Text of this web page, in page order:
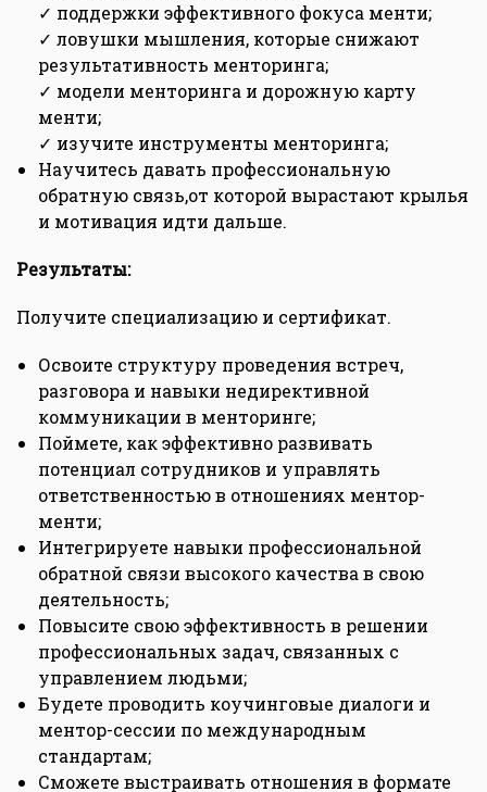
✓ поддержки эффективного фокуса менти;
✓ ловушки мышления, которые снижают
результативность менторинга;
✓ модели менторинга и дорожную карту
менти;
✓ изучите инструменты менторинга;
Научитесь давать профессиональную
обратную связь,от которой вырастают крылья
и мотивация идти дальше.
Результаты:
Получите специализацию и сертификат.
Освоите структуру проведения встреч,
разговора и навыки недирективной
коммуникации в менторинге;
Поймете, как эффективно развивать
потенциал сотрудников и управлять
ответственностью в отношениях ментор-
менти;
Интегрируете навыки профессиональной
обратной связи высокого качества в свою
деятельность;
Повысите свою эффективность в решении
профессиональных задач, связанных с
управлением людьми;
Будете проводить коучинговые диалоги и
ментор-сессии по международным
стандартам;
Сможете выстраивать отношения в формате